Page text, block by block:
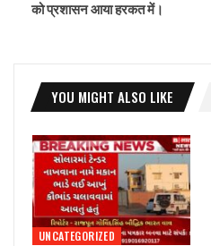
को प्रशासन आया हरकत में।
YOU MIGHT ALSO LIKE
UNCATEGORIZED